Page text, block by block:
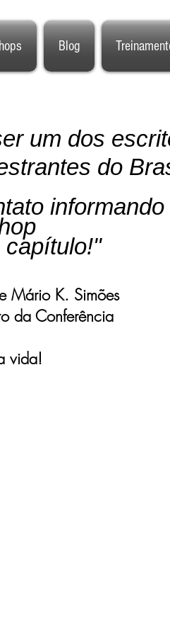
Blog
um dos
do
informando
capítulo!"
Mário K. Simões
da Conferência
vida!